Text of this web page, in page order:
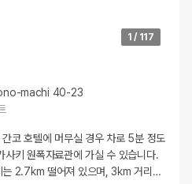
1 / 117
machi 40-23
코 호텔에 머무실 경우 차로 5분 정도
사키 원폭자료관에 가실 수 있습니다.
는 2.7km 떨어져 있으며, 3km 거리 …